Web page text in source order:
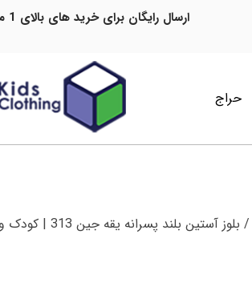
ارسال رایگان برای خرید های بالای 1 میلیون و 500 هزار تومان
حراج
/ بلوز آستین بلند پسرانه یقه جین 313 | کودک و نوجوان